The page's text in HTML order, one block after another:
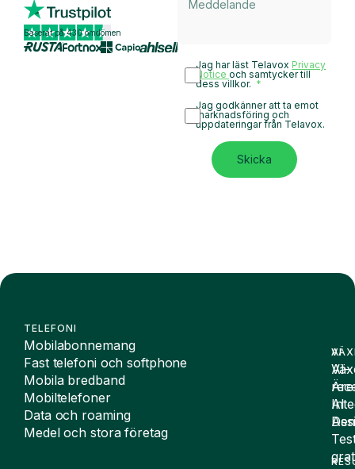
Baserat på 430 omdömen
Jag har läst Telavox Privacy
Noticeoch samtycker till
dess villkor.
Jag godkänner att ta emot
marknadsföring och
uppdateringar från Telavox.
Skicka
TELEFONI
Mobilabonnemang
Fast telefoni och softphone
Mobila bredband
Mobiltelefoner
Data och roaming
Medel och stora företag
AI
AI-
AI